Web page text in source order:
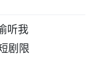
听我
剧限